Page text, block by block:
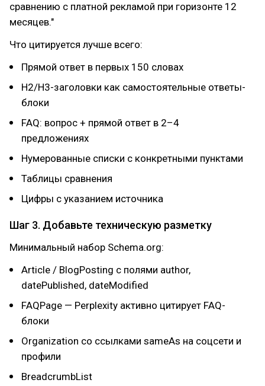
сравнению с платной рекламой при горизонте 12
месяцев."
Что цитируется лучше всего:
Прямой ответ в первых 150 словах
H2/H3-заголовки как самостоятельные ответы-
блоки
FAQ: вопрос + прямой ответ в 2–4
предложениях
Нумерованные списки с конкретными пунктами
Таблицы сравнения
Цифры с указанием источника
Шаг 3. Добавьте техническую разметку
Минимальный набор Schema.org:
Article / BlogPosting с полями author,
datePublished, dateModified
FAQPage — Perplexity активно цитирует FAQ-
блоки
Organization со ссылками sameAs на соцсети и
профили
BreadcrumbList